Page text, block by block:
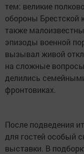
тем: великие
обороны Брестской
также
эпизоды военной
вызывал живой
на сложные
делились
фронтовиках.
После подведения
для гостей особый
выставки. В